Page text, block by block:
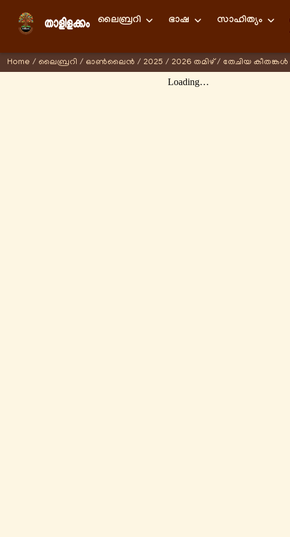
ലൈബ്രറി ഭാഷ സാഹിത്യം
Home / ലൈബ്രറി / ഓണ്‍ലൈന്‍ / 2025 / 2026 തമിഴ് / തേചിയ കീതങ്കൾ